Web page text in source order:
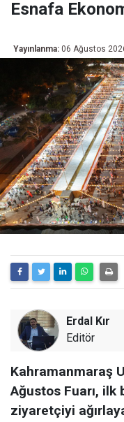
Esnafa
Yayınlanma: 06 Ağustos
Erdal Kır
Editör
Kahramanmaraş
Ağustos Fuarı,
ziyaretçiyi